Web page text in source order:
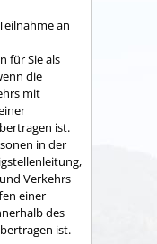
an
für Sie als
die
mit
ist.
in der
Verkehrs
einer
des
ist.